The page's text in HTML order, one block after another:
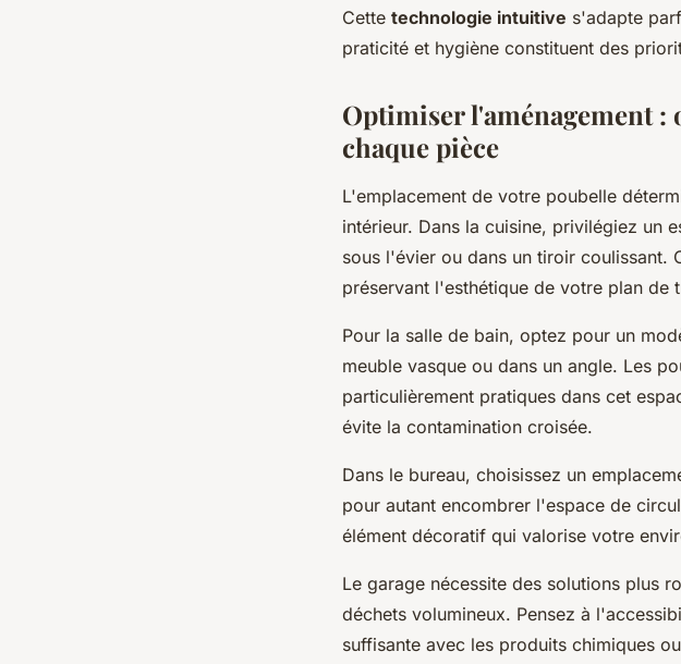
Cette technologie intuitive s'adapte
praticité et hygiène constituent des
Optimiser l'aménagement :
chaque pièce
L'emplacement de votre poubelle
intérieur. Dans la cuisine, privilégiez un
sous l'évier ou dans un tiroir coulissant.
préservant l'esthétique de votre plan de
Pour la salle de bain, optez pour un
meuble vasque ou dans un angle. Les
particulièrement pratiques dans cet
évite la contamination croisée.
Dans le bureau, choisissez un
pour autant encombrer l'espace de
élément décoratif qui valorise votre
Le garage nécessite des solutions plus
déchets volumineux. Pensez à
suffisante avec les produits chimiques